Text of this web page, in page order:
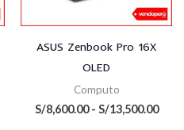
ASUS Zenbook Pro 16X
OLED
Computo
S/8,600.00 - S/13,500.00